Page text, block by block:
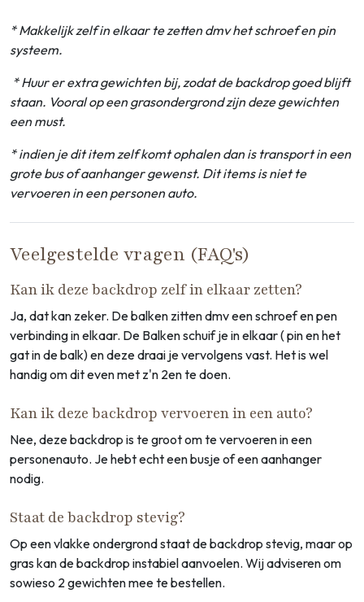
* Makkelijk zelf in elkaar te zetten dmv het schroef en pin
systeem.
* Huur er extra gewichten bij, zodat de backdrop goed blijft
staan. Vooral op een grasondergrond zijn deze gewichten
een must.
* indien je dit item zelf komt ophalen dan is transport in een
grote bus of aanhanger gewenst. Dit items is niet te
vervoeren in een personen auto.
Veelgestelde vragen (FAQ's)
Kan ik deze backdrop zelf in elkaar zetten?
Ja, dat kan zeker. De balken zitten dmv een schroef en pen
verbinding in elkaar. De Balken schuif je in elkaar ( pin en het
gat in de balk) en deze draai je vervolgens vast. Het is wel
handig om dit even met z'n 2en te doen.
Kan ik deze backdrop vervoeren in een auto?
Nee, deze backdrop is te groot om te vervoeren in een
personenauto. Je hebt echt een busje of een aanhanger
nodig.
Staat de backdrop stevig?
Op een vlakke ondergrond staat de backdrop stevig, maar op
gras kan de backdrop instabiel aanvoelen. Wij adviseren om
sowieso 2 gewichten mee te bestellen.